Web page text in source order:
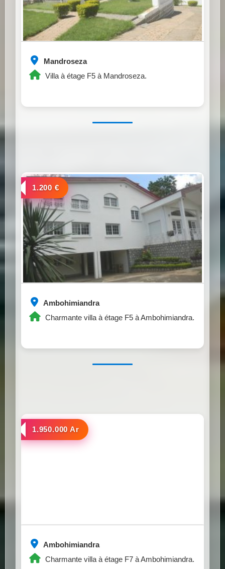
Mandroseza
Villa à étage F5 à Mandroseza.
Ambohimiandra
Charmante villa à étage F5 à Ambohimiandra.
a louer
1.200 €
Ambohimiandra
Charmante villa à étage F7 à Ambohimiandra.
a louer
1.950.000 Ar